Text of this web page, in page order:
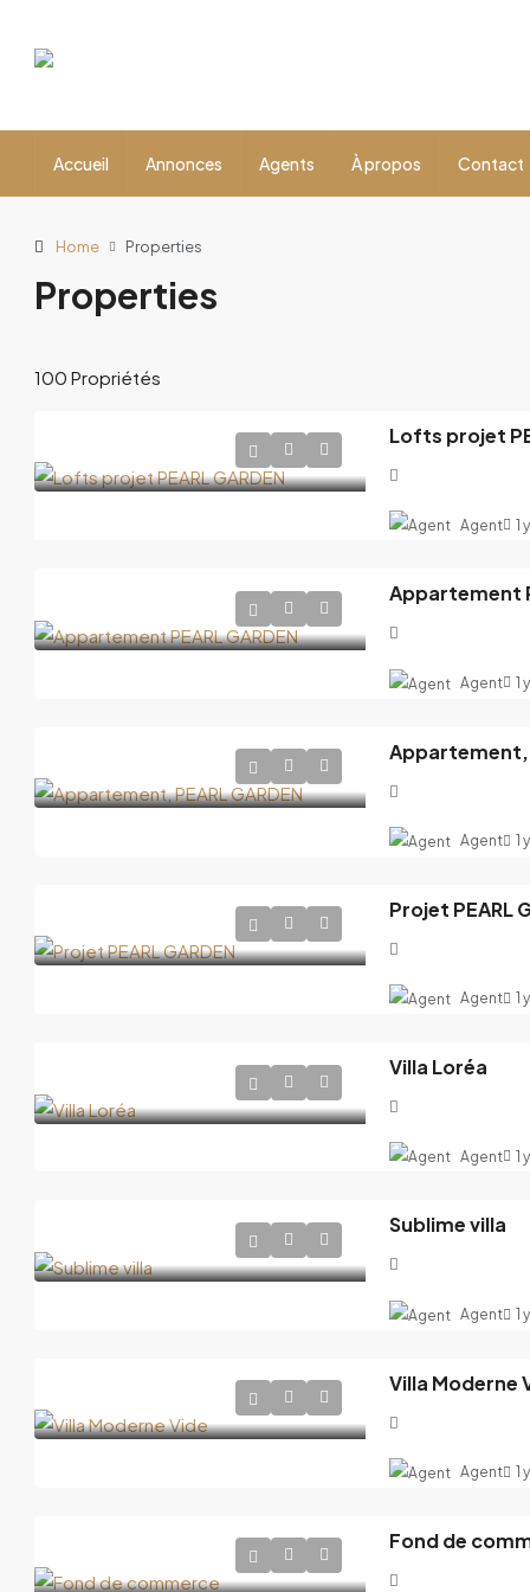
Accueil Annonces Agents À propos Contact
Home Properties
Properties
100 Propriétés
Lofts projet
Agent 1
Appartement
Agent 1
Appartement,
Agent 1
Projet PEARL
Agent 1
Villa Loréa
Agent 1
Sublime villa
Agent 1
Villa Moderne
Agent 1
Fond de